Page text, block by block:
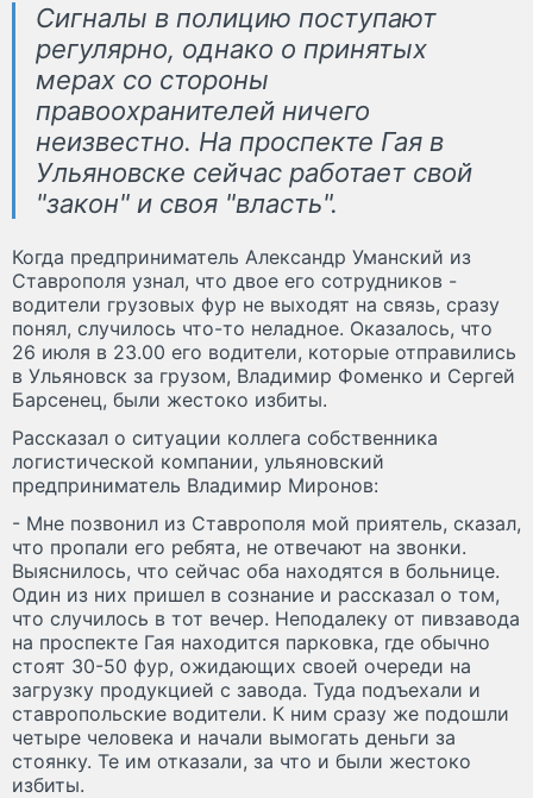
Сигналы в полицию поступают
регулярно, однако о принятых
мерах со стороны
правоохранителей ничего
неизвестно. На проспекте Гая в
Ульяновске сейчас работает свой
"закон" и своя "власть".
Когда предприниматель Александр Уманский из
Ставрополя узнал, что двое его сотрудников -
водители грузовых фур не выходят на связь, сразу
понял, случилось что-то неладное. Оказалось, что
26 июля в 23.00 его водители, которые отправились
в Ульяновск за грузом, Владимир Фоменко и Сергей
Барсенец, были жестоко избиты.
Рассказал о ситуации коллега собственника
логистической компании, ульяновский
предприниматель Владимир Миронов:
- Мне позвонил из Ставрополя мой приятель, сказал,
что пропали его ребята, не отвечают на звонки.
Выяснилось, что сейчас оба находятся в больнице.
Один из них пришел в сознание и рассказал о том,
что случилось в тот вечер. Неподалеку от пивзавода
на проспекте Гая находится парковка, где обычно
стоят 30-50 фур, ожидающих своей очереди на
загрузку продукцией с завода. Туда подъехали и
ставропольские водители. К ним сразу же подошли
четыре человека и начали вымогать деньги за
стоянку. Те им отказали, за что и были жестоко
избиты.